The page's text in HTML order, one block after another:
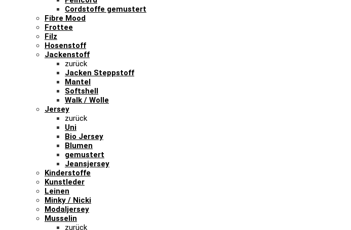
Cordstoffe gemustert
Fibre Mood
Frottee
Filz
Hosenstoff
Jackenstoff
zurück
Jacken Steppstoff
Mantel
Softshell
Walk / Wolle
Jersey
zurück
Uni
Bio Jersey
Blumen
gemustert
Jeansjersey
Kinderstoffe
Kunstleder
Leinen
Minky / Nicki
Modaljersey
Musselin
zurück